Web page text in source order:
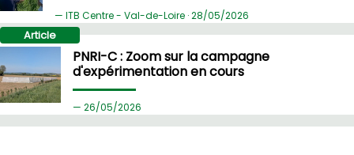
ITB Centre - Val-de-Loire ·28/05/2026
Article
PNRI-C : Zoom sur la campagne
d'expérimentation en cours
26/05/2026